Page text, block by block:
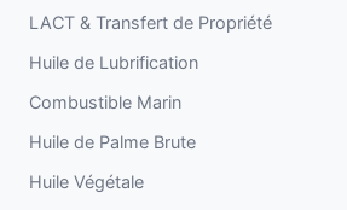
LACT & Transfert de Propriété
Huile de Lubrification
Combustible Marin
Huile de Palme Brute
Huile Végétale